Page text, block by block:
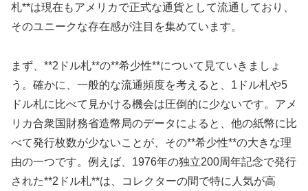
札**は現在もアメリカで正式な通貨として流通しており、
そのユニークな存在感が注目を集めています。
まず、**2ドル札**の**希少性**について見ていきましょ
う。確かに、一般的な流通頻度を考えると、1ドル札や5
ドル札に比べて見かける機会は圧倒的に少ないです。アメ
リカ合衆国財務省造幣局のデータによると、他の紙幣に比
べて発行枚数が少ないことが、その**希少性**の大きな理
由の一つです。例えば、1976年の独立200周年記念で発行
された**2ドル札**は、コレクターの間で特に人気が高